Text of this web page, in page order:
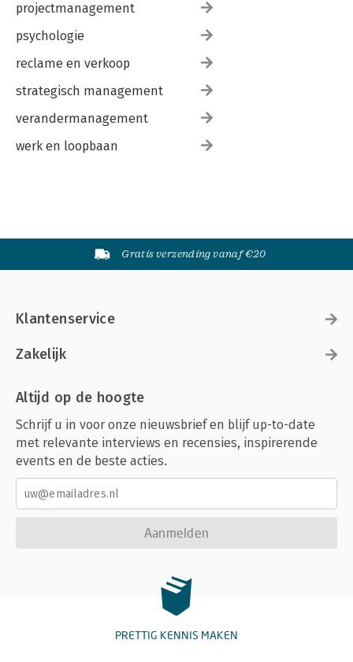
projectmanagement
psychologie
reclame en verkoop
strategisch management
verandermanagement
werk en loopbaan
Gratis verzending vanaf €20
Klantenservice
Zakelijk
Altijd op de hoogte
Schrijf u in voor onze nieuwsbrief en blijf up-to-date
met relevante interviews en recensies, inspirerende
events en de beste acties.
Aanmelden
PRETTIG KENNIS MAKEN